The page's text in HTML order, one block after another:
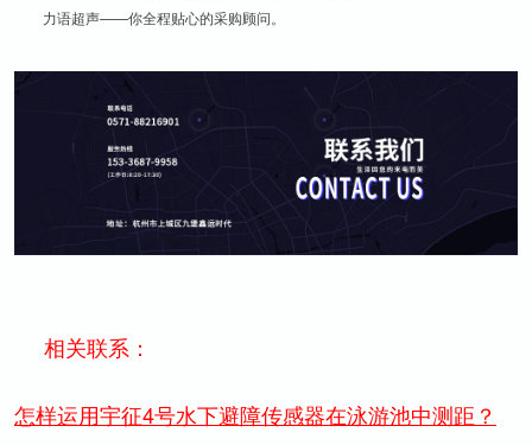
力语超声——你全程贴心的采购顾问。
相关联系：
怎样运用宇征4号水下避障传感器在泳游池中测距？